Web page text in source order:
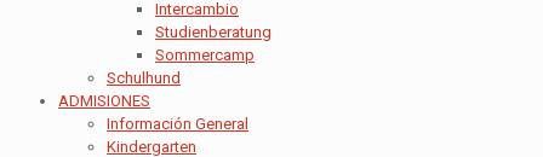
Intercambio
Studienberatung
Sommercamp
Schulhund
ADMISIONES
Información General
Kindergarten